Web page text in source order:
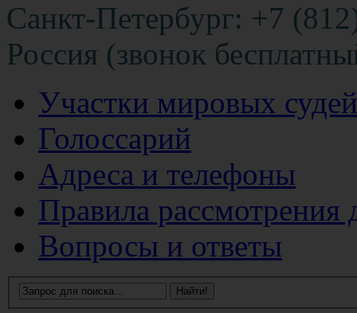
Санкт-Петербург: +7
Россия (звонок
Участки мировых судей
Голоссарий
Адреса и телефоны
Правила рассмотрения
Вопросы и ответы